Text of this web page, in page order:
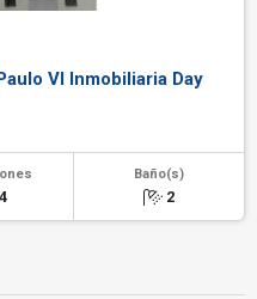
VI Inmobiliaria Day
4
Baño(s)
2